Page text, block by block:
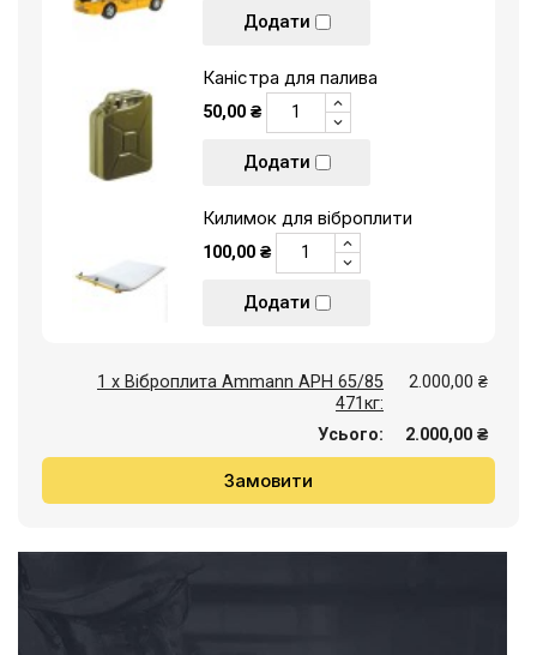
Додати
Каністра для палива
50,00 ₴
Додати
Килимок для віброплити
100,00 ₴
Додати
1 x Віброплита Ammann APH 65/85
471кг:
2.000,00 ₴
Усього: 2.000,00 ₴
Замовити